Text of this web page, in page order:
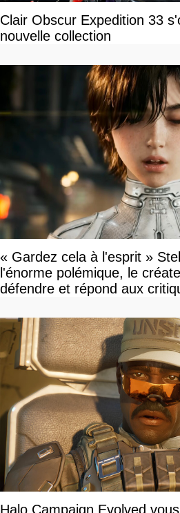
Clair Obscur Expedition 33
nouvelle collection
« Gardez cela à l'esprit »
l'énorme polémique, le
défendre et répond aux
Halo Campaign Evolved